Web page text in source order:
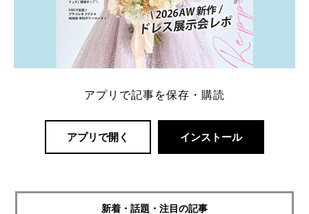
アプリで記事を保存・購読
アプリで開く インストール
新着・話題・注目の記事